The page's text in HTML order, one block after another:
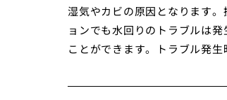
湿気やカビの原因となります
ョンでも水回りのトラブルは
ことができます。トラブル発